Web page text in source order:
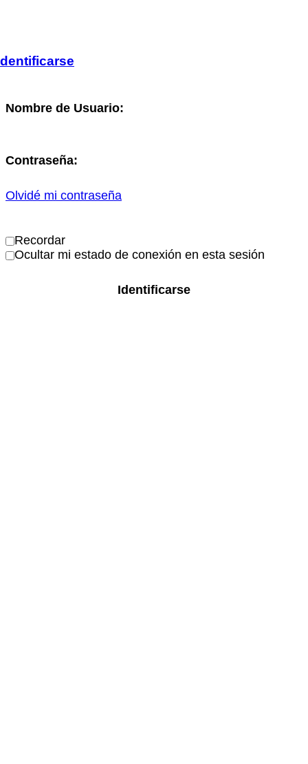
Nombre de Usuario:
Contraseña:
Olvidé mi contraseña
Recordar
Ocultar mi estado de conexión en esta sesión